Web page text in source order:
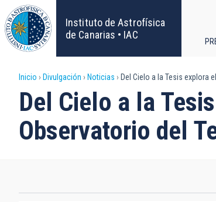
Pasar
al
contenido
principal
Instituto de Astrofísica
de Canarias • IAC
Sobrescribir
enlaces
de
a
Inicio Divulgación Noticias Del Cielo a la Tesis explora
Del Cielo a la
Observatorio del